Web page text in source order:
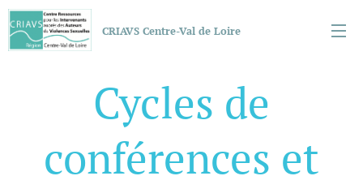
CRIAVS Centre-Val de Loire
Cycles de
conférences et